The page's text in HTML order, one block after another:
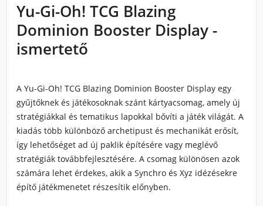
Yu-Gi-Oh! TCG Blazing
Dominion Booster Display -
ismertető
A Yu-Gi-Oh! TCG Blazing Dominion Booster Display egy
gyűjtőknek és játékosoknak szánt kártyacsomag, amely új
stratégiákkal és tematikus lapokkal bővíti a játék világát. A
kiadás több különböző archetipust és mechanikát erősít,
így lehetőséget ad új paklik építésére vagy meglévő
stratégiák továbbfejlesztésére. A csomag különösen azok
számára lehet érdekes, akik a Synchro és Xyz idézésekre
építő játékmenetet részesítik előnyben.